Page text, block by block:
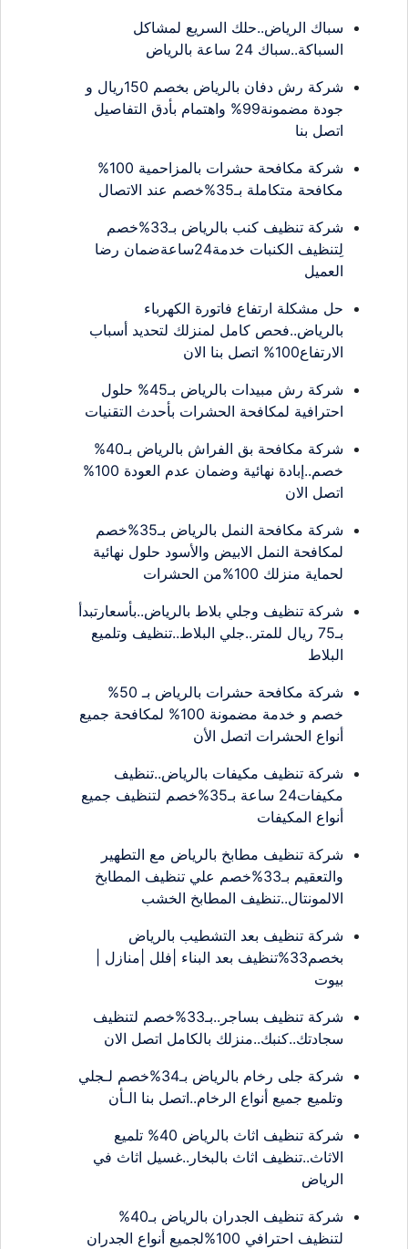
سباك الرياض..حلك السريع لمشاكل
السباكة..سباك 24 ساعة بالرياض
شركة رش دفان بالرياض بخصم 150ريال و
جودة مضمونة99% واهتمام بأدق التفاصيل
اتصل بنا
شركة مكافحة حشرات بالمزاحمية 100%
مكافحة متكاملة بـ35%خصم عند الاتصال
شركة تنظيف كنب بالرياض بـ33%خصم
لِتنظيف الكنبات خدمة24ساعةضمان رضا
العميل
حل مشكلة ارتفاع فاتورة الكهرباء
بالرياض..فحص كامل لمنزلك لتحديد أسباب
الارتفاع100% اتصل بنا الان
شركة رش مبيدات بالرياض بـ45% حلول
احترافية لمكافحة الحشرات بأحدث التقنيات
شركة مكافحة بق الفراش بالرياض بـ40%
خصم..إبادة نهائية وضمان عدم العودة 100%
اتصل الان
شركة مكافحة النمل بالرياض بـ35%خصم
لمكافحة النمل الابيض والأسود حلول نهائية
لحماية منزلك 100%من الحشرات
شركة تنظيف وجلي بلاط بالرياض..بأسعارتبدأ
بـ75 ريال للمتر..جلي البلاط..تنظيف وتلميع
البلاط
شركة مكافحة حشرات بالرياض بـ 50%
خصم و خدمة مضمونة 100% لمكافحة جميع
أنواع الحشرات اتصل الأن
شركة تنظيف مكيفات بالرياض..تنظيف
مكيفات24 ساعة بـ35%خصم لتنظيف جميع
أنواع المكيفات
شركة تنظيف مطابخ بالرياض مع التطهير
والتعقيم بـ33%خصم علي تنظيف المطابخ
الالمونتال..تنظيف المطابخ الخشب
شركة تنظيف بعد التشطيب بالرياض
بخصم33%تنظيف بعد البناء |فلل |منازل |
بيوت
شركة تنظيف بساجر..بـ33%خصم لتنظيف
سجادتك..كنبك..منزلك بالكامل اتصل الان
شركة جلى رخام بالرياض بـ34%خصم لـجلي
وتلميع جميع أنواع الرخام..اتصل بنا الـأن
شركة تنظيف اثاث بالرياض 40% تلميع
الاثاث..تنظيف اثاث بالبخار..غسيل اثاث في
الرياض
شركة تنظيف الجدران بالرياض بـ40%
لتنظيف احترافي 100%لجميع أنواع الجدران